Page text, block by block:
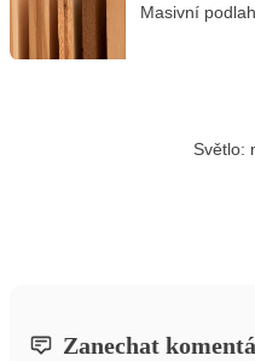
Masivní
Světlo:
Zanechat